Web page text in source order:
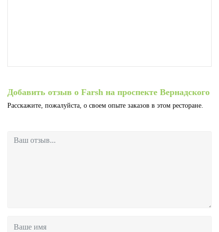
Добавить отзыв о Farsh на проспекте Вернадского
Расскажите, пожалуйста, о своем опыте заказов в этом ресторане.